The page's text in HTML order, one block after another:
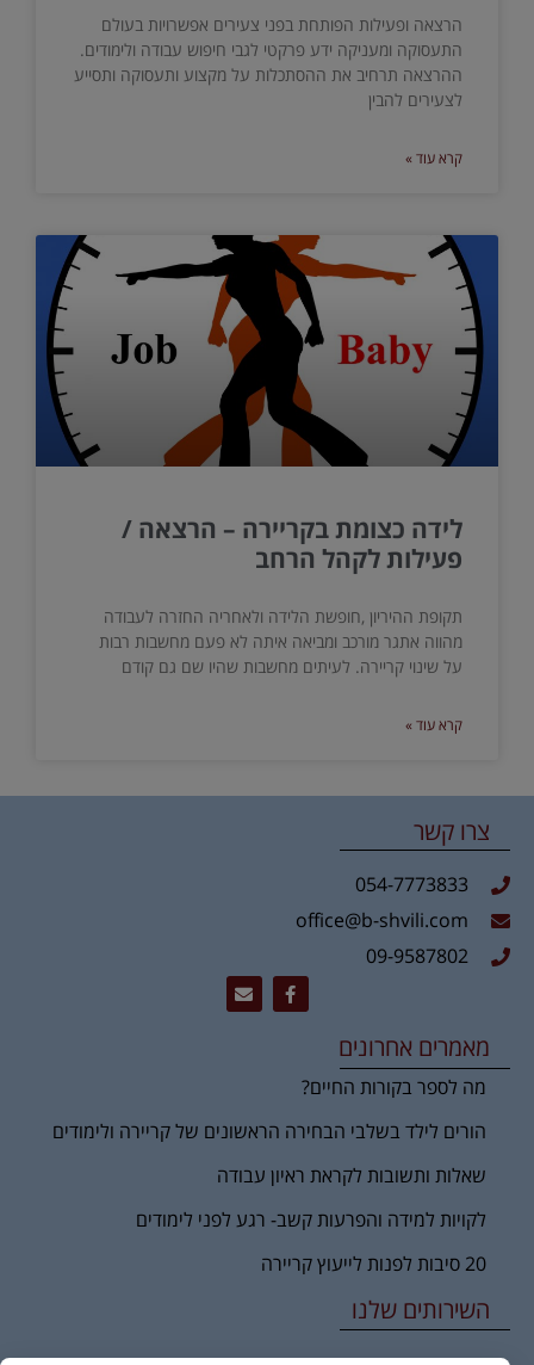
הרצאה ופעילות הפותחת בפני צעירים אפשרויות בעולם
התעסוקה ומעניקה ידע פרקטי לגבי חיפוש עבודה ולימודים.
ההרצאה תרחיב את ההסתכלות על מקצוע ותעסוקה ותסייע
לצעירים להבין
קרא עוד »
לידה כצומת בקריירה – הרצאה /
פעילות לקהל הרחב
תקופת ההיריון ,חופשת הלידה ולאחריה החזרה לעבודה
מהווה אתגר מורכב ומביאה איתה לא פעם מחשבות רבות
על שינוי קריירה. לעיתים מחשבות שהיו שם גם קודם
קרא עוד »
צרו קשר
054-7773833
office@b-shvili.com
09-9587802
מאמרים אחרונים
מה לספר בקורות החיים?
הורים לילד בשלבי הבחירה הראשונים של קריירה ולימודים
שאלות ותשובות לקראת ראיון עבודה
לקויות למידה והפרעות קשב- רגע לפני לימודים
20 סיבות לפנות לייעוץ קריירה
השירותים שלנו